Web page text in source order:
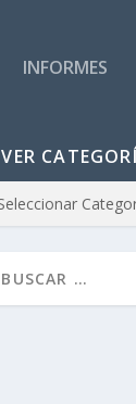
INFORMES
VER